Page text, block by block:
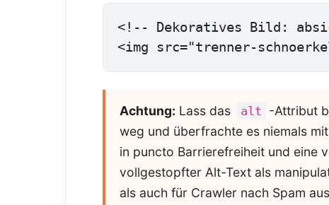
<!-- Dekoratives Bild:
<img src="trenner-
Achtung: Lass das alt -Attribut
weg und überfrachte es niemals
in puncto Barrierefreiheit und eine
vollgestopfter Alt-Text als
als auch für Crawler nach Spam